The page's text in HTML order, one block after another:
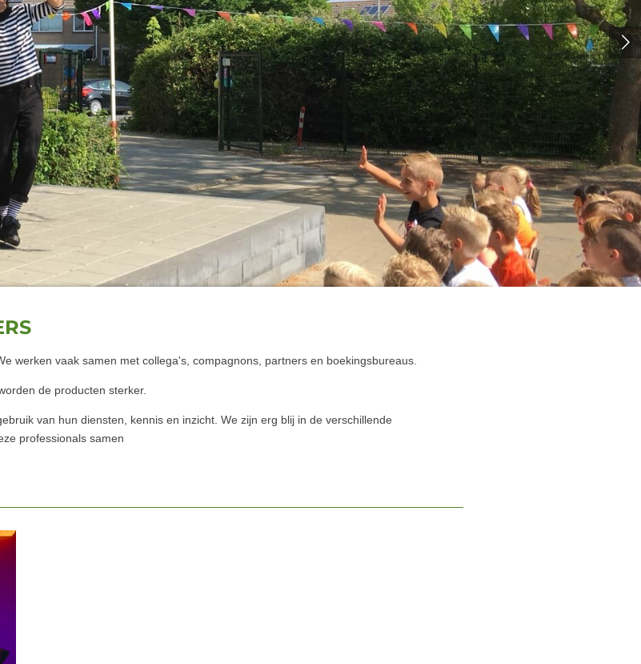
werken vaak samen met collega's, compagnons, partners en boekingsbureaus.
de producten sterker.
van hun diensten, kennis en inzicht. We zijn erg blij in de verschillende
professionals samen